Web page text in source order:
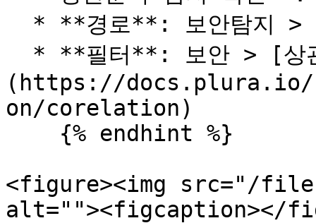
(https://docs.plura.io/
on/corelation)
<figure><img src="/files/
alt=""><figcaption></